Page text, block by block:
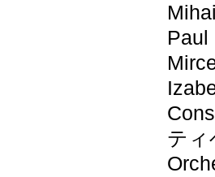
Paul
ティ